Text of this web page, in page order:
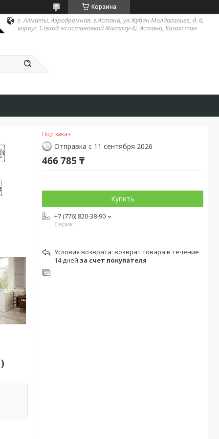
Корзина
г. Алматы, Аэродромная. г.Астана, ул.Жубан Молдагалиев, д. 6,
корпус 1.(вход за остановкой Жагалау-4), Астана, Казахстан
Под заказ
Отправка с 11 сентября 2026
466 785 ₸
Купить
+7 (776) 820-38-90
Серик
возврат товара в течение
14 дней за счет покупателя